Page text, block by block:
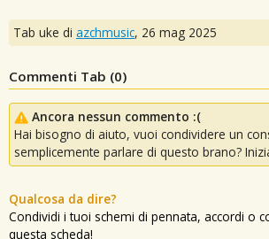
Tab uke di azchmusic, 26 mag 2025
Commenti Tab (0)
Ancora nessun commento :(
Hai bisogno di aiuto, vuoi condividere un
semplicemente parlare di questo brano?
Qualcosa da dire?
Condividi i tuoi schemi di pennata, accordi o
questa scheda!